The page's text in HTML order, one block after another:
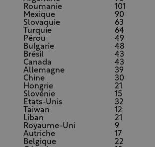
Roumanie
101
Mexique
90
Slovaquie
63
Turquie
64
Pérou
49
Bulgarie
48
Brésil
43
Canada
43
Allemagne
39
Chine
30
Hongrie
21
Slovénie
15
Etats-Unis
32
Taiwan
12
Liban
21
Royaume-Uni
9
Autriche
17
Belgique
22